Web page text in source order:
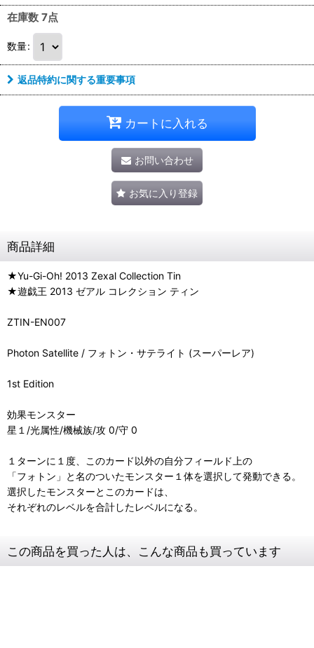
在庫数 7点
数量:
返品特約に関する重要事項
カートに入れる
お問い合わせ
お気に入り登録
商品詳細
★Yu-Gi-Oh! 2013 Zexal Collection Tin
★遊戯王 2013 ゼアル コレクション ティン
ZTIN-EN007
Photon Satellite / フォトン・サテライト (スーパーレア)
1st Edition
効果モンスター
星１/光属性/機械族/攻 0/守 0
１ターンに１度、このカード以外の自分フィールド上の
「フォトン」と名のついたモンスター１体を選択して発動できる。
選択したモンスターとこのカードは、
それぞれのレベルを合計したレベルになる。
この商品を買った人は、こんな商品も買っています